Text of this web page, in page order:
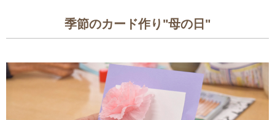
季節のカード作り"母の日"